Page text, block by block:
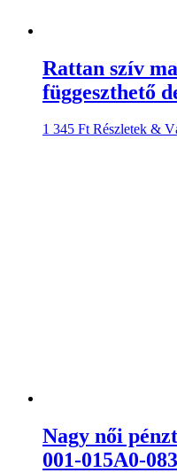
Rattan szív
függeszthető
1 345 Ft Részletek &
Nagy női
001-015A0-